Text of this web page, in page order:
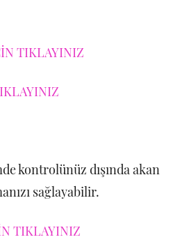
TIKLAYINIZ
kontrolünüz dışında akan
sağlayabilir.
TIKLAYINIZ